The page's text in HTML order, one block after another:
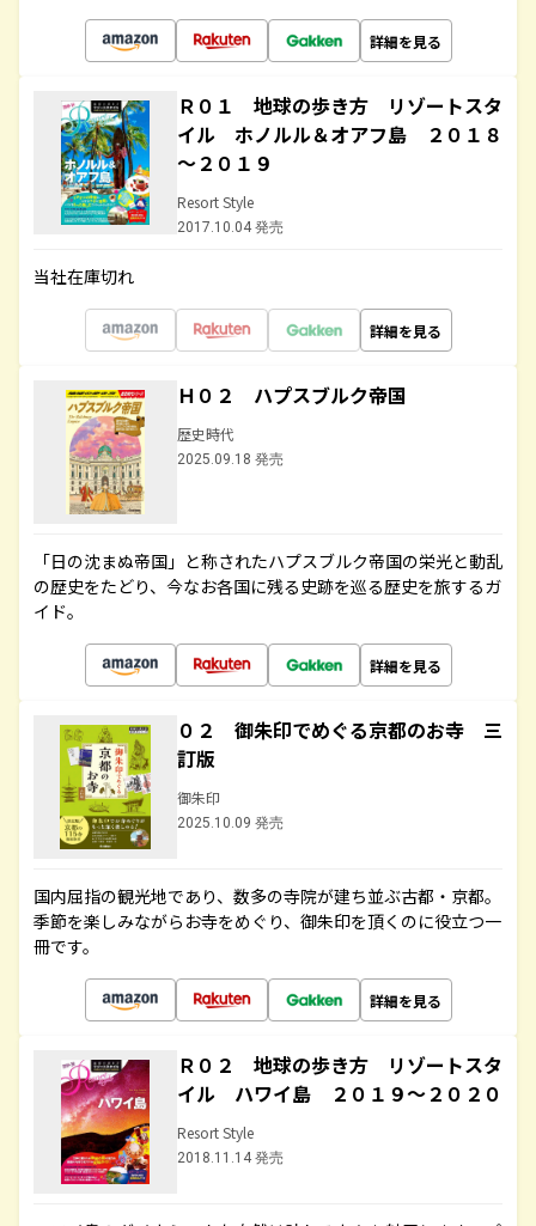
詳細を見る
Ｒ０１ 地球の歩き方 リゾートスタ
イル ホノルル＆オアフ島 ２０１８
～２０１９
Resort Style
2017.10.04 発売
当社在庫切れ
詳細を見る
Ｈ０２ ハプスブルク帝国
歴史時代
2025.09.18 発売
「日の沈まぬ帝国」と称されたハプスブルク帝国の栄光と動乱
の歴史をたどり、今なお各国に残る史跡を巡る歴史を旅するガ
イド。
詳細を見る
０２ 御朱印でめぐる京都のお寺 三
訂版
御朱印
2025.10.09 発売
国内屈指の観光地であり、数多の寺院が建ち並ぶ古都・京都。
季節を楽しみながらお寺をめぐり、御朱印を頂くのに役立つ一
冊です。
詳細を見る
Ｒ０２ 地球の歩き方 リゾートスタ
イル ハワイ島 ２０１９～２０２０
Resort Style
2018.11.14 発売